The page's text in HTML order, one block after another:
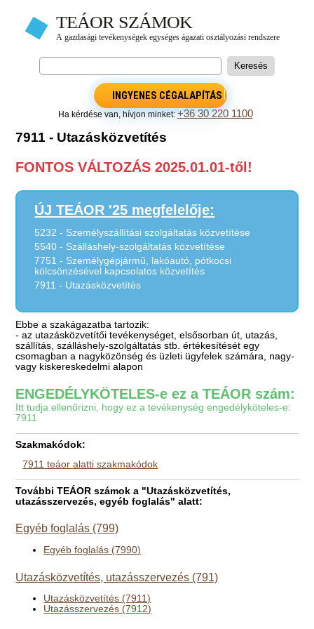
INGYENES CÉGALAPÍTÁS
Ha kérdése van, hívjon minket:+36 30 220 1100
7911 - Utazásközvetítés
FONTOS VÁLTOZÁS 2025.01.01-től!
ÚJ TEÁOR '25 megfelelője:
5232 - Személyszállítási szolgáltatás közvetítése
5540 - Szálláshely-szolgáltatás közvetítése
7751 - Személygépjármű, lakóautó, pótkocsi
kölcsönzésével kapcsolatos közvetítés
7911 - Utazásközvetítés
Ebbe a szakágazatba tartozik:
- az utazásközvetítői tevékenységet, elsősorban út, utazás,
szállítás, szálláshely-szolgáltatás stb. értékesítését egy
csomagban a nagyközönség és üzleti ügyfelek számára, nagy-
vagy kiskereskedelmi alapon
ENGEDÉLYKÖTELES-e ez a TEÁOR szám:
Itt tudja ellenőrizni, hogy ez a tevékenység engedélyköteles-e:
7911
Szakmakódok:
7911 teáor alatti szakmakódok
További TEÁOR számok a "Utazásközvetítés,
utazásszervezés, egyéb foglalás" alatt:
Egyéb foglalás (799)
Egyéb foglalás (7990)
Utazásközvetítés, utazásszervezés (791)
Utazásközvetítés (7911)
Utazásszervezés (7912)